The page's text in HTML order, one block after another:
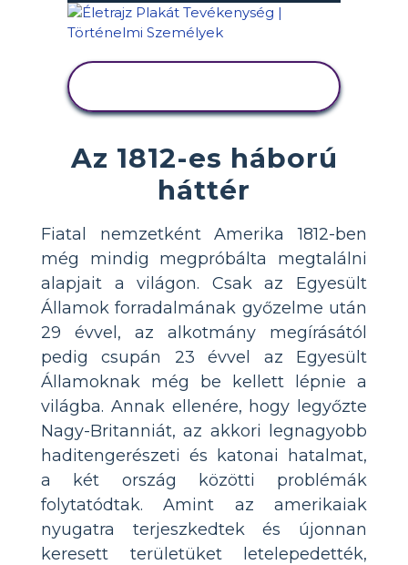
Az 1812-es háború
háttér
Fiatal nemzetként Amerika 1812-ben
még mindig megpróbálta megtalálni
alapjait a világon. Csak az Egyesült
Államok forradalmának győzelme után
29 évvel, az alkotmány megírásától
pedig csupán 23 évvel az Egyesült
Államoknak még be kellett lépnie a
világba. Annak ellenére, hogy legyőzte
Nagy-Britanniát, az akkori legnagyobb
haditengerészeti és katonai hatalmat,
a két ország közötti problémák
folytatódtak. Amint az amerikaiak
nyugatra terjeszkedtek és újonnan
keresett területüket letelepedették,